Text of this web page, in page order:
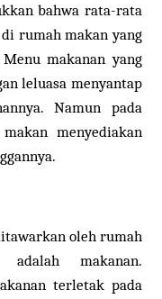
bahwa rata-rata
rumah makan yang
makanan yang
leluasa menyantap
Namun pada
menyediakan
oleh rumah
adalah makanan.
terletak pada